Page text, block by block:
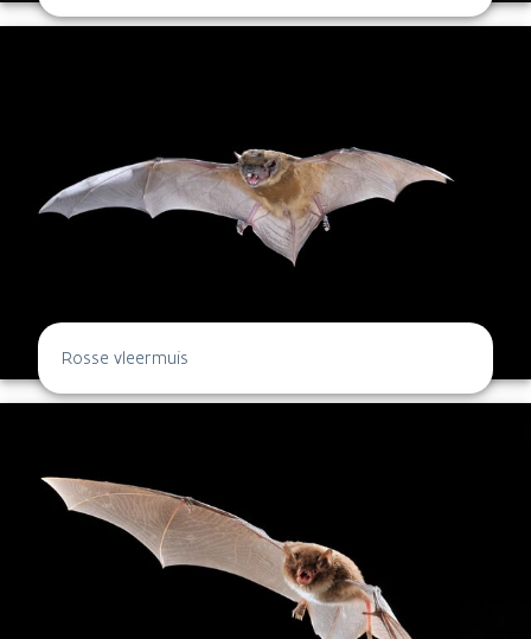
Rosse vleermuis